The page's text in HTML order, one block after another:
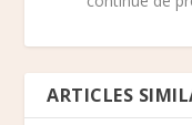
ARTICLES